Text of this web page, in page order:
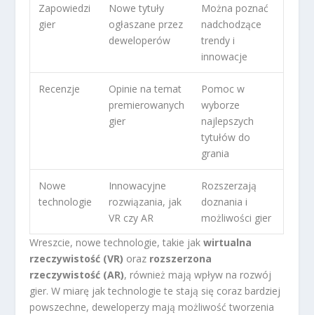
Zapowiedzi
gier
Nowe tytuły
ogłaszane przez
deweloperów
Można poznać
nadchodzące
trendy i
innowacje
Recenzje
Opinie na temat
premierowanych
gier
Pomoc w
wyborze
najlepszych
tytułów do
grania
Nowe
technologie
Innowacyjne
rozwiązania, jak
VR czy AR
Rozszerzają
doznania i
możliwości gier
Wreszcie, nowe technologie, takie jakwirtualna
rzeczywistość (VR) oraz rozszerzona
rzeczywistość (AR), również mają wpływ na rozwój
gier. W miarę jak technologie te stają się coraz bardziej
powszechne, deweloperzy mają możliwość tworzenia